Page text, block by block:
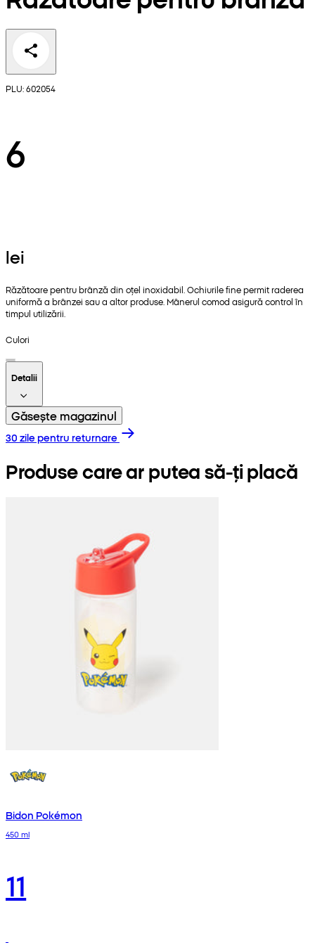
PLU: 602054
6
lei
Răzătoare pentru brânză din oțel inoxidabil. Ochiurile fine permit raderea
uniformă a brânzei sau a altor produse. Mânerul comod asigură control în
timpul utilizării.
Culori
Detalii
Găsește magazinul
30 zile pentru returnare
Produse care ar putea să-ți placă
Bidon Pokémon
450 ml
11